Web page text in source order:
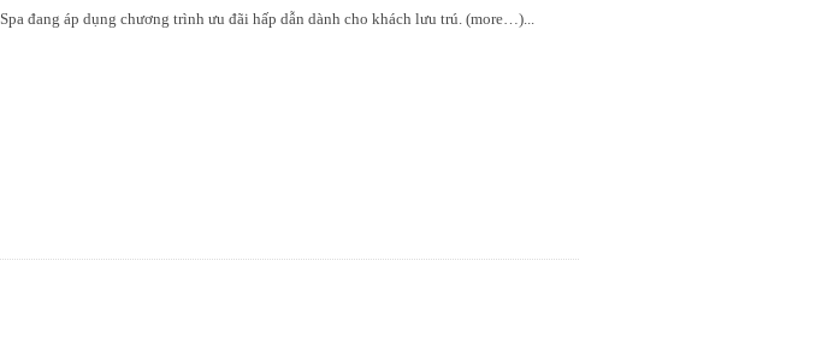
Spa đang áp dụng chương trình ưu đãi hấp dẫn dành cho khách lưu trú. (more…)...